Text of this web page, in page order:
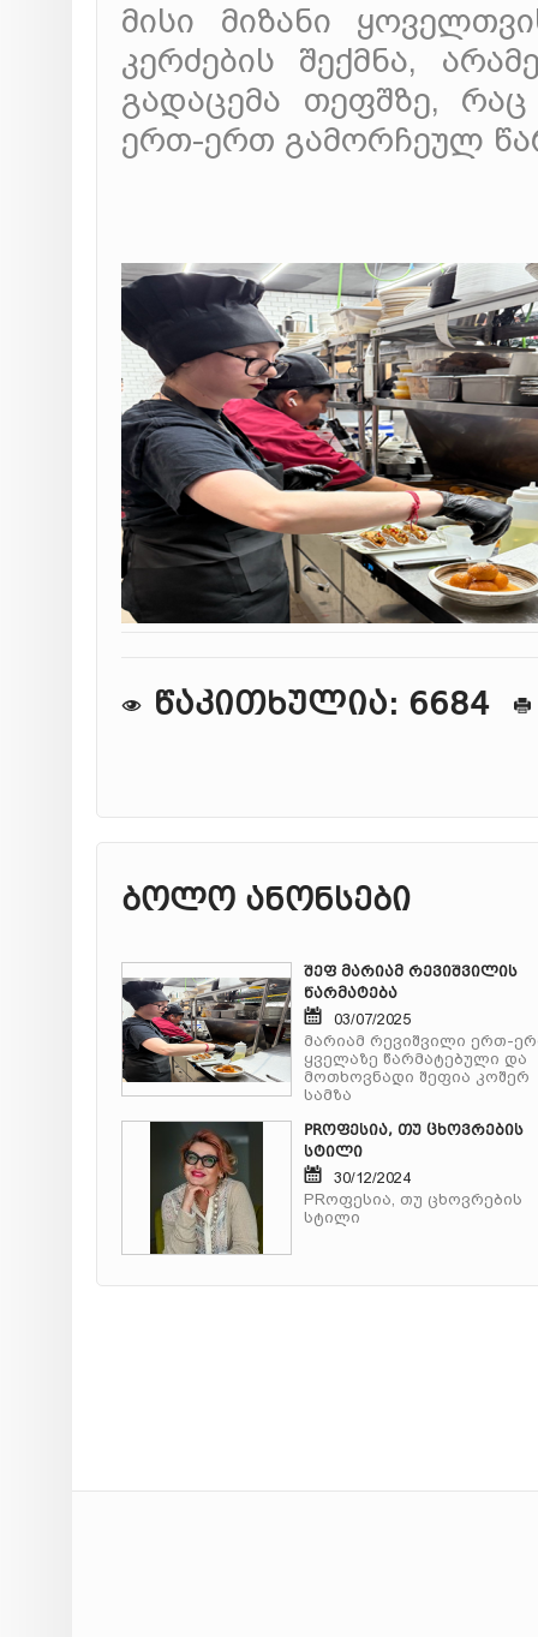
მისი მიზანი
კერძების შექმნა,
გადაცემა თეფშზე,
ერთ-ერთ გამორჩეულ
წაკითხულია: 6684
ბოლო ანონსები
შეფ მარიამ რევიშვილის
წარმატება
03/07/2025
მარიამ რევიშვილი ერთ-
ყველაზე წარმატებული და
მოთხოვნადი შეფია კოშერ
სამზა
PRოფესია, თუ ცხოვრების
სტილი
30/12/2024
PRოფესია, თუ ცხოვრების
სტილი